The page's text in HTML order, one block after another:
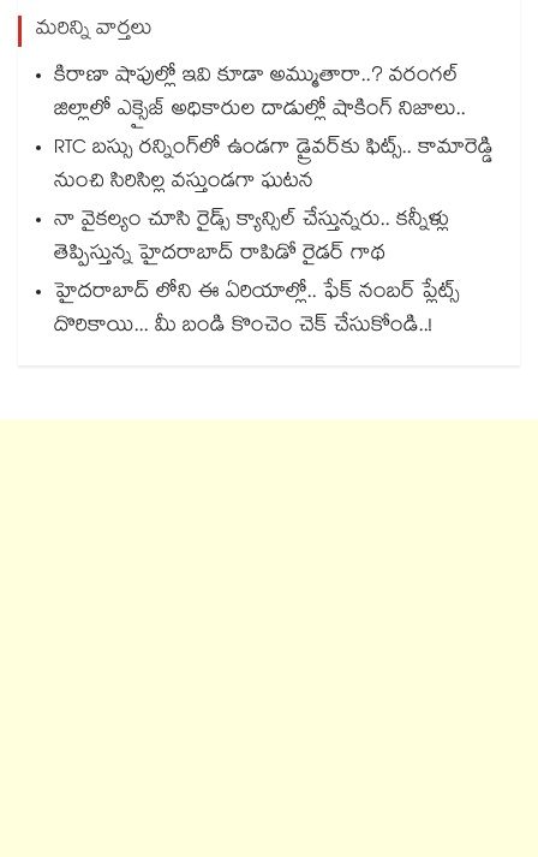
మరిన్ని వార్తలు
కిరాణా షాపుల్లో ఇవి కూడా అమ్ముతారా..? వరంగల్
జిల్లాలో ఎక్సైజ్ అధికారుల దాడుల్లో షాకింగ్ నిజాలు..
RTC బస్సు రన్నింగ్⁫లో ఉండగా డ్రైవర్‌కు ఫిట్స్.. కామారెడ్డి
నుంచి సిరిసిల్ల వస్తుండగా ఘటన
నా వైకల్యం చూసి రైడ్స్ క్యాన్సిల్ చేస్తున్నరు.. కన్నీళ్లు
తెప్పిస్తున్న హైదరాబాద్ రాపిడో రైడర్ గాథ
హైదరాబాద్ లోని ఈ ఏరియాల్లో.. ఫేక్ నంబర్ ప్లేట్స్
దొరికాయి... మీ బండి కొంచెం చెక్ చేసుకోండి..!